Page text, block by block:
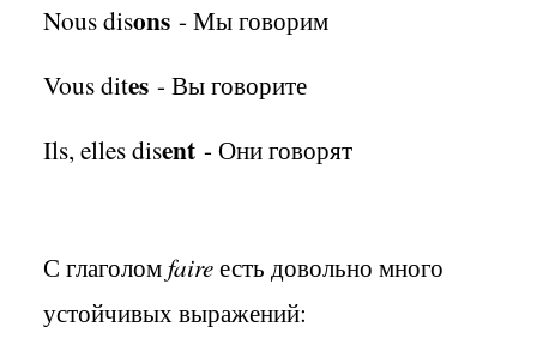
Nous disons - Мы говорим
Vous dites - Вы говорите
Ils, elles disent - Они говорят
С глаголомfaireесть довольно много
устойчивых выражений: